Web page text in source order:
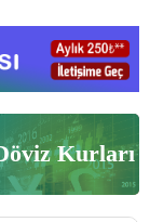
Kurları